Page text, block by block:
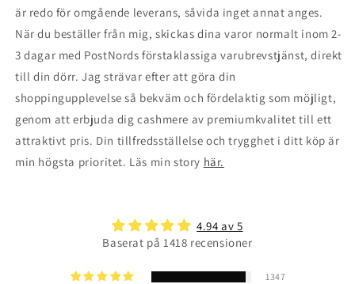
är redo för omgående leverans, såvida inget annat anges.
När du beställer från mig, skickas dina varor normalt inom 2-
3 dagar med PostNords förstaklassiga varubrevstjänst, direkt
till din dörr. Jag strävar efter att göra din
shoppingupplevelse så bekväm och fördelaktig som möjligt,
genom att erbjuda dig cashmere av premiumkvalitet till ett
attraktivt pris. Din tillfredsställelse och trygghet i ditt köp är
min högsta prioritet. Läs min story här.
4.94 av 5
Baserat på 1418 recensioner
1347